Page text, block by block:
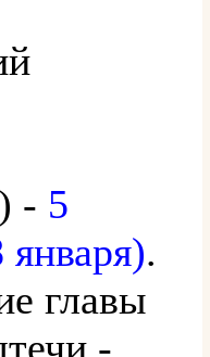
- 5
.
главы
-